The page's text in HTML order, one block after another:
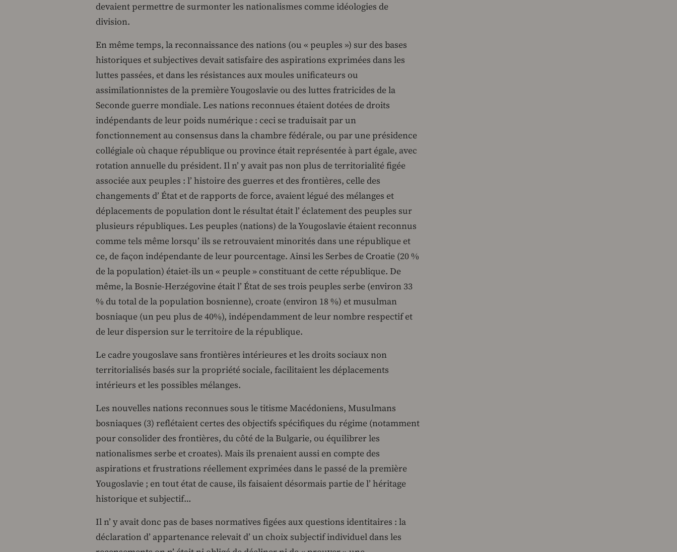
devaient permettre de surmonter les nationalismes comme idéologies de
division.
En même temps, la reconnaissance des nations (ou « peuples ») sur des bases
historiques et subjectives devait satisfaire des aspirations exprimées dans les
luttes passées, et dans les résistances aux moules unificateurs ou
assimilationnistes de la première Yougoslavie ou des luttes fratricides de la
Seconde guerre mondiale. Les nations reconnues étaient dotées de droits
indépendants de leur poids numérique : ceci se traduisait par un
fonctionnement au consensus dans la chambre fédérale, ou par une présidence
collégiale où chaque république ou province était représentée à part égale, avec
rotation annuelle du président. Il n’ y avait pas non plus de territorialité figée
associée aux peuples : l’ histoire des guerres et des frontières, celle des
changements d’ État et de rapports de force, avaient légué des mélanges et
déplacements de population dont le résultat était l’ éclatement des peuples sur
plusieurs républiques. Les peuples (nations) de la Yougoslavie étaient reconnus
comme tels même lorsqu’ ils se retrouvaient minorités dans une république et
ce, de façon indépendante de leur pourcentage. Ainsi les Serbes de Croatie (20 %
de la population) étaiet-ils un « peuple » constituant de cette république. De
même, la Bosnie-Herzégovine était l’ État de ses trois peuples serbe (environ 33
% du total de la population bosnienne), croate (environ 18 %) et musulman
bosniaque (un peu plus de 40%), indépendamment de leur nombre respectif et
de leur dispersion sur le territoire de la république.
Le cadre yougoslave sans frontières intérieures et les droits sociaux non
territorialisés basés sur la propriété sociale, facilitaient les déplacements
intérieurs et les possibles mélanges.
Les nouvelles nations reconnues sous le titisme Macédoniens, Musulmans
bosniaques (3) reflétaient certes des objectifs spécifiques du régime (notamment
pour consolider des frontières, du côté de la Bulgarie, ou équilibrer les
nationalismes serbe et croates). Mais ils prenaient aussi en compte des
aspirations et frustrations réellement exprimées dans le passé de la première
Yougoslavie ; en tout état de cause, ils faisaient désormais partie de l’ héritage
historique et subjectif…
Il n’ y avait donc pas de bases normatives figées aux questions identitaires : la
déclaration d’ appartenance relevait d’ un choix subjectif individuel dans les